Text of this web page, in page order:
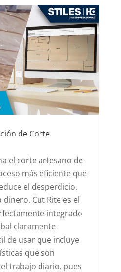
de Corte
el corte artesano de
más eficiente que
el desperdicio,
Cut Rite es el
integrado
claramente
de usar que incluye
que son
trabajo diario, pues